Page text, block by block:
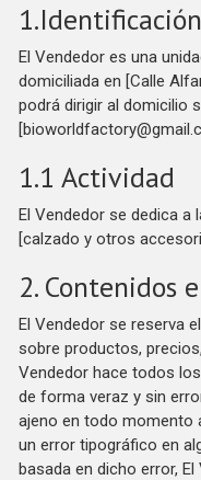
1.Identificación
El Vendedor es una
domiciliada en [Calle
podrá dirigir al domicilio
1.1 Actividad
El Vendedor se dedica
[calzado y otros
2. Contenidos
El Vendedor se reserva
sobre productos,
Vendedor hace todos
de forma veraz y sin
ajeno en todo momento
un error tipográfico en
basada en dicho error,